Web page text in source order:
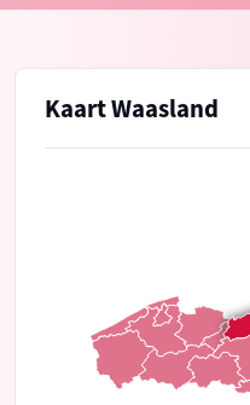
Kaart Waasland